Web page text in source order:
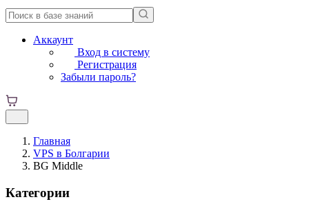
Аккаунт
Вход в систему
Регистрация
Забыли пароль?
Главная
VPS в Болгарии
BG Middle
Категории